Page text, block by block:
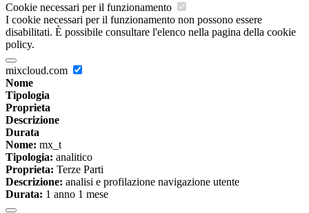
Cookie necessari per il funzionamento
I cookie necessari per il funzionamento non possono essere
disabilitati. È possibile consultare l'elenco nella pagina della cookie
policy.
mixcloud.com
Nome
Tipologia
Proprieta
Descrizione
Durata
Nome: mx_t
Tipologia: analitico
Proprieta: Terze Parti
Descrizione: analisi e profilazione navigazione utente
Durata: 1 anno 1 mese